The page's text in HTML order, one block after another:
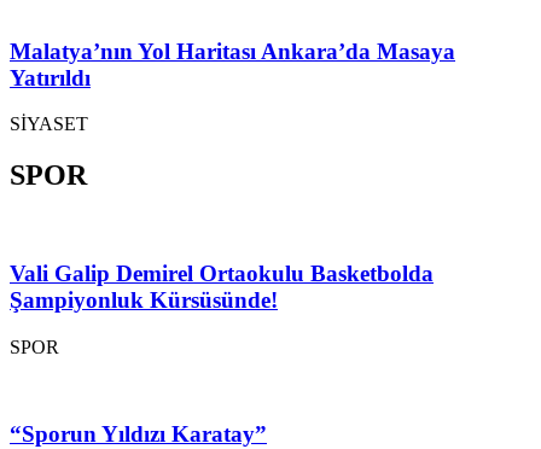
Malatya’nın Yol Haritası Ankara’da Masaya
Yatırıldı
SİYASET
SPOR
Vali Galip Demirel Ortaokulu Basketbolda
Şampiyonluk Kürsüsünde!
SPOR
“Sporun Yıldızı Karatay”